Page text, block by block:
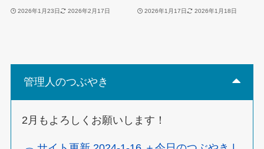
2026年1月23日 2026年2月17日 2026年1月17日 2026年1月18日
管理人のつぶやき
2月もよろしくお願いします！